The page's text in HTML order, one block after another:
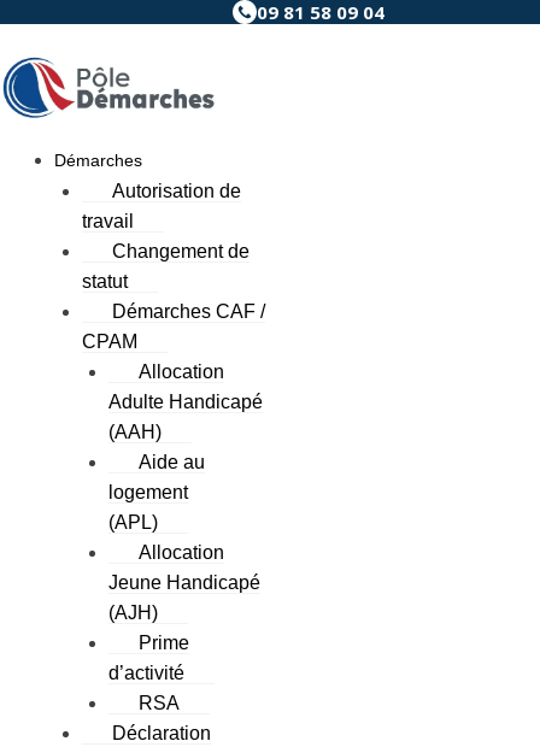
contenu
09 81 58 09 04
Démarches
Autorisation de
travail
Changement de
statut
Démarches CAF /
CPAM
Allocation
Adulte Handicapé
(AAH)
Aide au
logement
(APL)
Allocation
Jeune Handicapé
(AJH)
Prime
d’activité
RSA
Déclaration